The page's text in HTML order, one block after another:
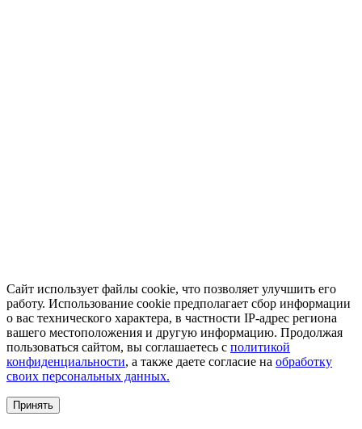
Сайт использует файлы cookie, что позволяет улучшить его
работу. Использование cookie предполагает сбор информации
о вас технического характера, в частности IP-адрес региона
вашего местоположения и другую информацию. Продолжая
пользоваться сайтом, вы соглашаетесь с политикой
конфиденциальности, а также даете согласие на обработку
своих персональных данных.
Принять